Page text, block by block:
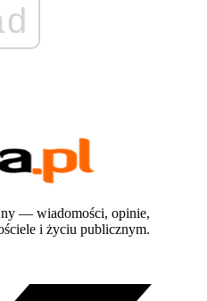
— wiadomości, opinie,
i życiu publicznym.